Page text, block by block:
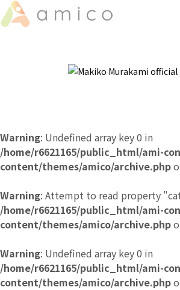
Warning: Undefined array key 0 in
/home/r6621165/public_html/ami-
content/themes/amico/archive.php
Warning: Attempt to read property
/home/r6621165/public_html/ami-
content/themes/amico/archive.php
Warning: Undefined array key 0 in
/home/r6621165/public_html/ami-
content/themes/amico/archive.php